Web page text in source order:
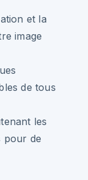
et la
image
de tous
les
pour de